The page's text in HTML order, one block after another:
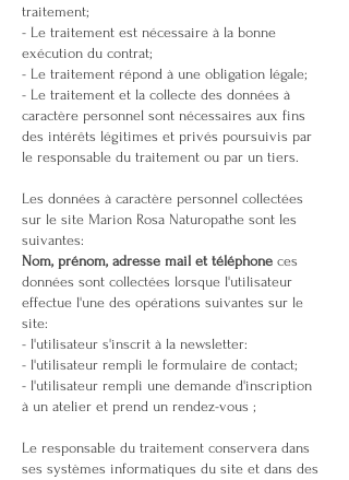
traitement;
- Le traitement est nécessaire à la bonne
exécution du contrat;
- Le traitement répond à une obligation légale;
- Le traitement et la collecte des données à
caractère personnel sont nécessaires aux fins
des intérêts légitimes et privés poursuivis par
le responsable du traitement ou par un tiers.
Les données à caractère personnel collectées
sur le site Marion Rosa Naturopathe sont les
suivantes:
Nom, prénom, adresse mail et téléphone ces
données sont collectées lorsque l'utilisateur
effectue l'une des opérations suivantes sur le
site:
- l'utilisateur s'inscrit à la newsletter:
- l'utilisateur rempli le formulaire de contact;
- l'utilisateur rempli une demande d'inscription
à un atelier et prend un rendez-vous ;
Le responsable du traitement conservera dans
ses systèmes informatiques du site et dans des